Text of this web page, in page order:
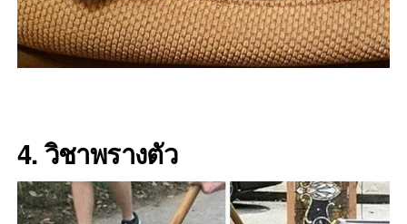
4. วิชาพรางตัว